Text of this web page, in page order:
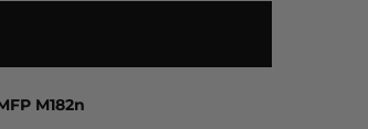
Color LaserJet Pro MFP M182n, Color
M182n